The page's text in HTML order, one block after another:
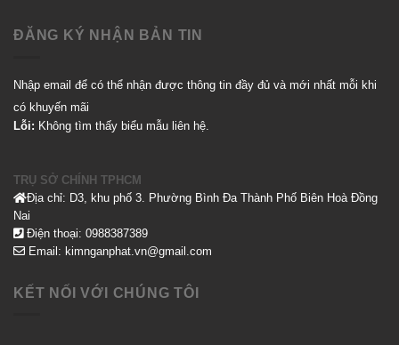
ĐĂNG KÝ NHẬN BẢN TIN
Nhập email để có thể nhận được thông tin đầy đủ và mới nhất mỗi khi
có khuyến mãi
Lỗi: Không tìm thấy biểu mẫu liên hệ.
TRỤ SỞ CHÍNH TPHCM
Địa chỉ: D3, khu phố 3. Phường Bình Đa Thành Phố Biên Hoà Đồng
Nai
Điện thoại: 0988387389
Email: kimnganphat.vn@gmail.com
KẾT NỐI VỚI CHÚNG TÔI